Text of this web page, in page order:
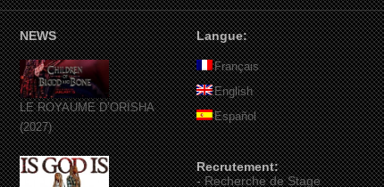
NEWS
LE ROYAUME D’ORÏSHA
(2027)
Langue:
Français
English
Español
Recrutement:
-Recherche de Stage